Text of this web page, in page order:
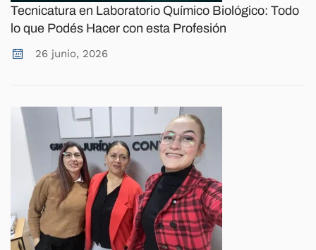
Tecnicatura en Laboratorio Químico Biológico: Todo
lo que Podés Hacer con esta Profesión
26 junio, 2026